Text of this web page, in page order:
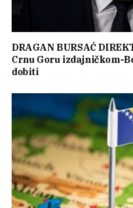
DRAGAN BURSAĆ
Crnu Goru izdajničkom-
dobiti